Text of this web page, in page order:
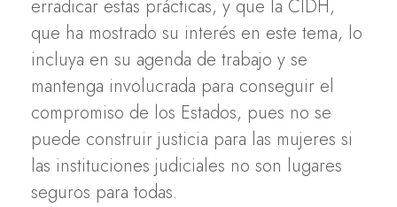
erradicar estas prácticas, y que la CIDH,
que ha mostrado su interés en este tema, lo
incluya en su agenda de trabajo y se
mantenga involucrada para conseguir el
compromiso de los Estados, pues no se
puede construir justicia para las mujeres si
las instituciones judiciales no son lugares
seguros para todas.